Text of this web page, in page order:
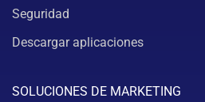
Seguridad
Descargar aplicaciones
SOLUCIONES DE MARKETING